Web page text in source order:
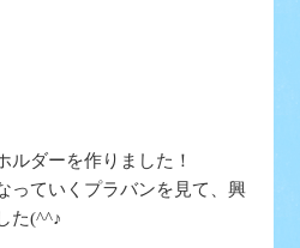
ルダーを作りました！
っていくプラバンを見て、興
た(^^♪